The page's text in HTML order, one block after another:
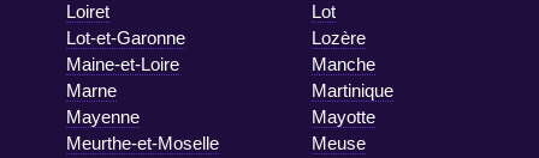
Loiret
Lot
Lot-et-Garonne
Lozère
Maine-et-Loire
Manche
Marne
Martinique
Mayenne
Mayotte
Meurthe-et-Moselle
Meuse